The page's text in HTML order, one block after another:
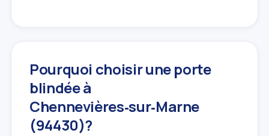
Pourquoi choisir une porte
blindée à
Chennevières‑sur‑Marne
(94430)?